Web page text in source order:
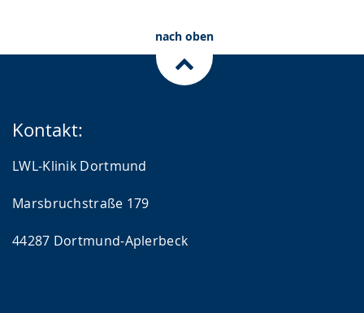
nach oben
Kontakt:
LWL-Klinik Dortmund
Marsbruchstraße 179
44287 Dortmund-Aplerbeck